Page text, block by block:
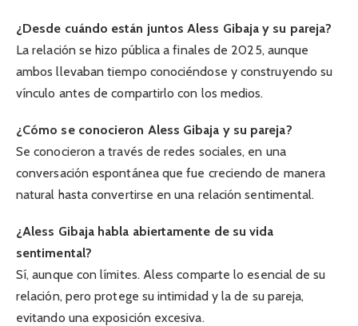
¿Desde cuándo están juntos Aless Gibaja y su pareja?
La relación se hizo pública a finales de 2025, aunque
ambos llevaban tiempo conociéndose y construyendo su
vínculo antes de compartirlo con los medios.
¿Cómo se conocieron Aless Gibaja y su pareja?
Se conocieron a través de redes sociales, en una
conversación espontánea que fue creciendo de manera
natural hasta convertirse en una relación sentimental.
¿Aless Gibaja habla abiertamente de su vida
sentimental?
Sí, aunque con límites. Aless comparte lo esencial de su
relación, pero protege su intimidad y la de su pareja,
evitando una exposición excesiva.